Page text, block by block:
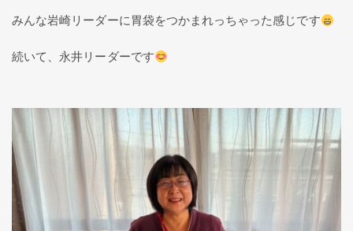
みんな岩崎リーダーに胃袋をつかまれっちゃった感じです
続いて、永井リーダーです